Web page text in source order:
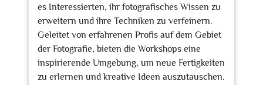
es Interessierten, ihr fotografisches Wissen zu
erweitern und ihre Techniken zu verfeinern.
Geleitet von erfahrenen Profis auf dem Gebiet
der Fotografie, bieten die Workshops eine
inspirierende Umgebung, um neue Fertigkeiten
zu erlernen und kreative Ideen auszutauschen.